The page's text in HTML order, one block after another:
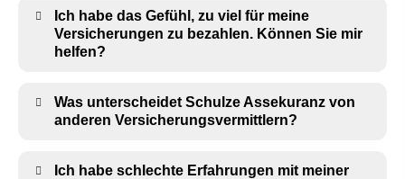
Ich habe das Gefühl, zu viel für meine
Versicherungen zu bezahlen. Können Sie mir
helfen?
Was unterscheidet Schulze Assekuranz von
anderen Versicherungsvermittlern?
Ich habe schlechte Erfahrungen mit meiner